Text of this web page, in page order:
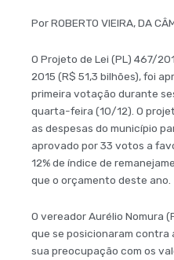
Por ROBERTO VIEIRA, DA
O Projeto de Lei (PL) 467/
2015 (R$ 51,3 bilhões), foi
primeira votação durante
quarta-feira (10/12). O
as despesas do município
aprovado por 33 votos a
12% de índice de
que o orçamento deste ano.
O vereador Aurélio Nomura
que se posicionaram contra
sua preocupação com os